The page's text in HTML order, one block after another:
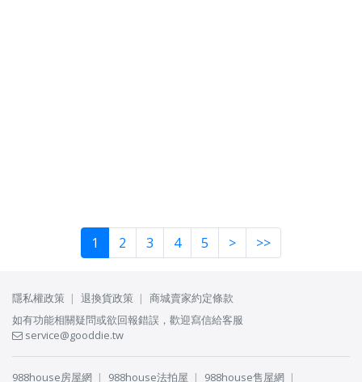
1 2 3 4 5 > >>
隱私權政策 退換貨政策
商城賣家約定條款
如有功能相關疑問或欲回報錯誤，歡迎寫信給客服
service@gooddie.tw
988house房屋網 988house法拍屋 988house售屋網